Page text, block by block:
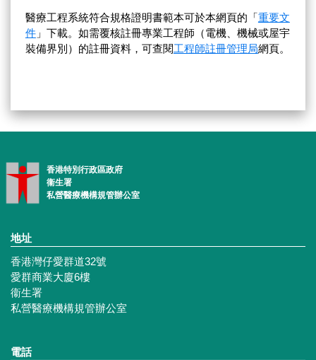
醫療工程系統符合規格證明書範本可於本網頁的「重要文
件」下載。如需覆核註冊專業工程師（電機、機械或屋宇
裝備界別）的註冊資料，可查閱工程師註冊管理局網頁。
香港特別行政區政府
衞生署
私營醫療機構規管辦公室
地址
香港灣仔愛群道32號
愛群商業大廈6樓
衞生署
私營醫療機構規管辦公室
電話